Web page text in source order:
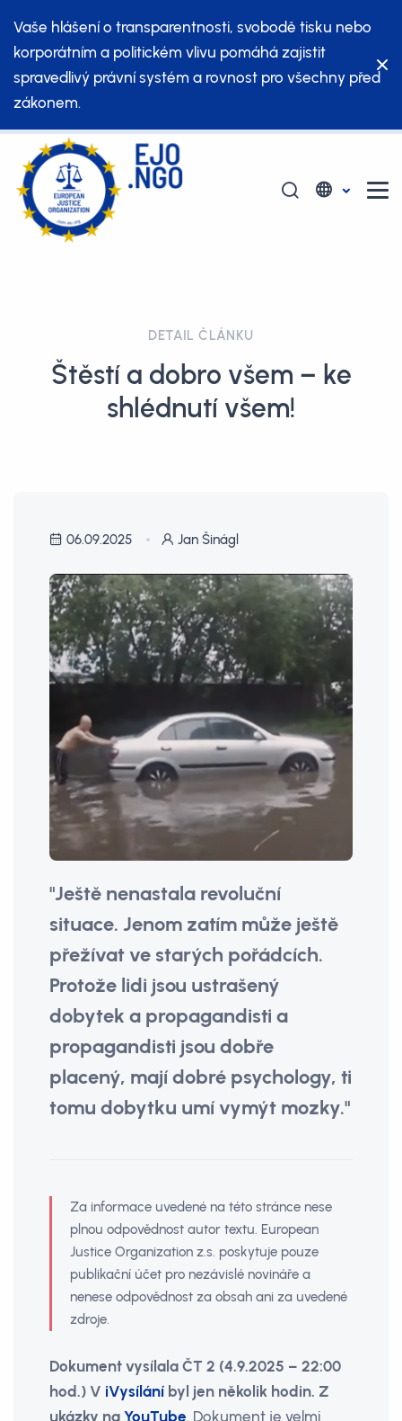
Vaše hlášení o transparentnosti, svobodě tisku nebo
korporátním a politickém vlivu pomáhá zajistit
spravedlivý právní systém a rovnost pro všechny před
zákonem.
DETAIL ČLÁNKU
Štěstí a dobro všem – ke
shlédnutí všem!
06.09.2025 Jan Šinágl
"Ještě nenastala revoluční
situace. Jenom zatím může ještě
přežívat ve starých pořádcích.
Protože lidi jsou ustrašený
dobytek a propagandisti a
propagandisti jsou dobře
placený, mají dobré psychology, ti
tomu dobytku umí vymýt mozky."
Za informace uvedené na této stránce nese
plnou odpovědnost autor textu. European
Justice Organization z.s. poskytuje pouze
publikační účet pro nezávislé novináře a
nenese odpovědnost za obsah ani za uvedené
zdroje.
Dokument vysílala ČT 2 (4.9.2025 – 22:00
hod.) V iVysílání byl jen několik hodin. Z
ukázky na YouTube. Dokument je velmi